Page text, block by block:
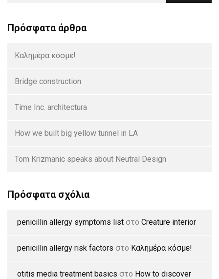
Πρόσφατα άρθρα
Καλημέρα κόσμε!
Bridge construction
Time Inc. architectura
How we built big yellow tunnel in LA
Tom Krizmanic speaks about Neutral Design
Πρόσφατα σχόλια
penicillin allergy symptoms list στο Creature interior
penicillin allergy risk factors στο Καλημέρα κόσμε!
otitis media treatment basics στο How to discover